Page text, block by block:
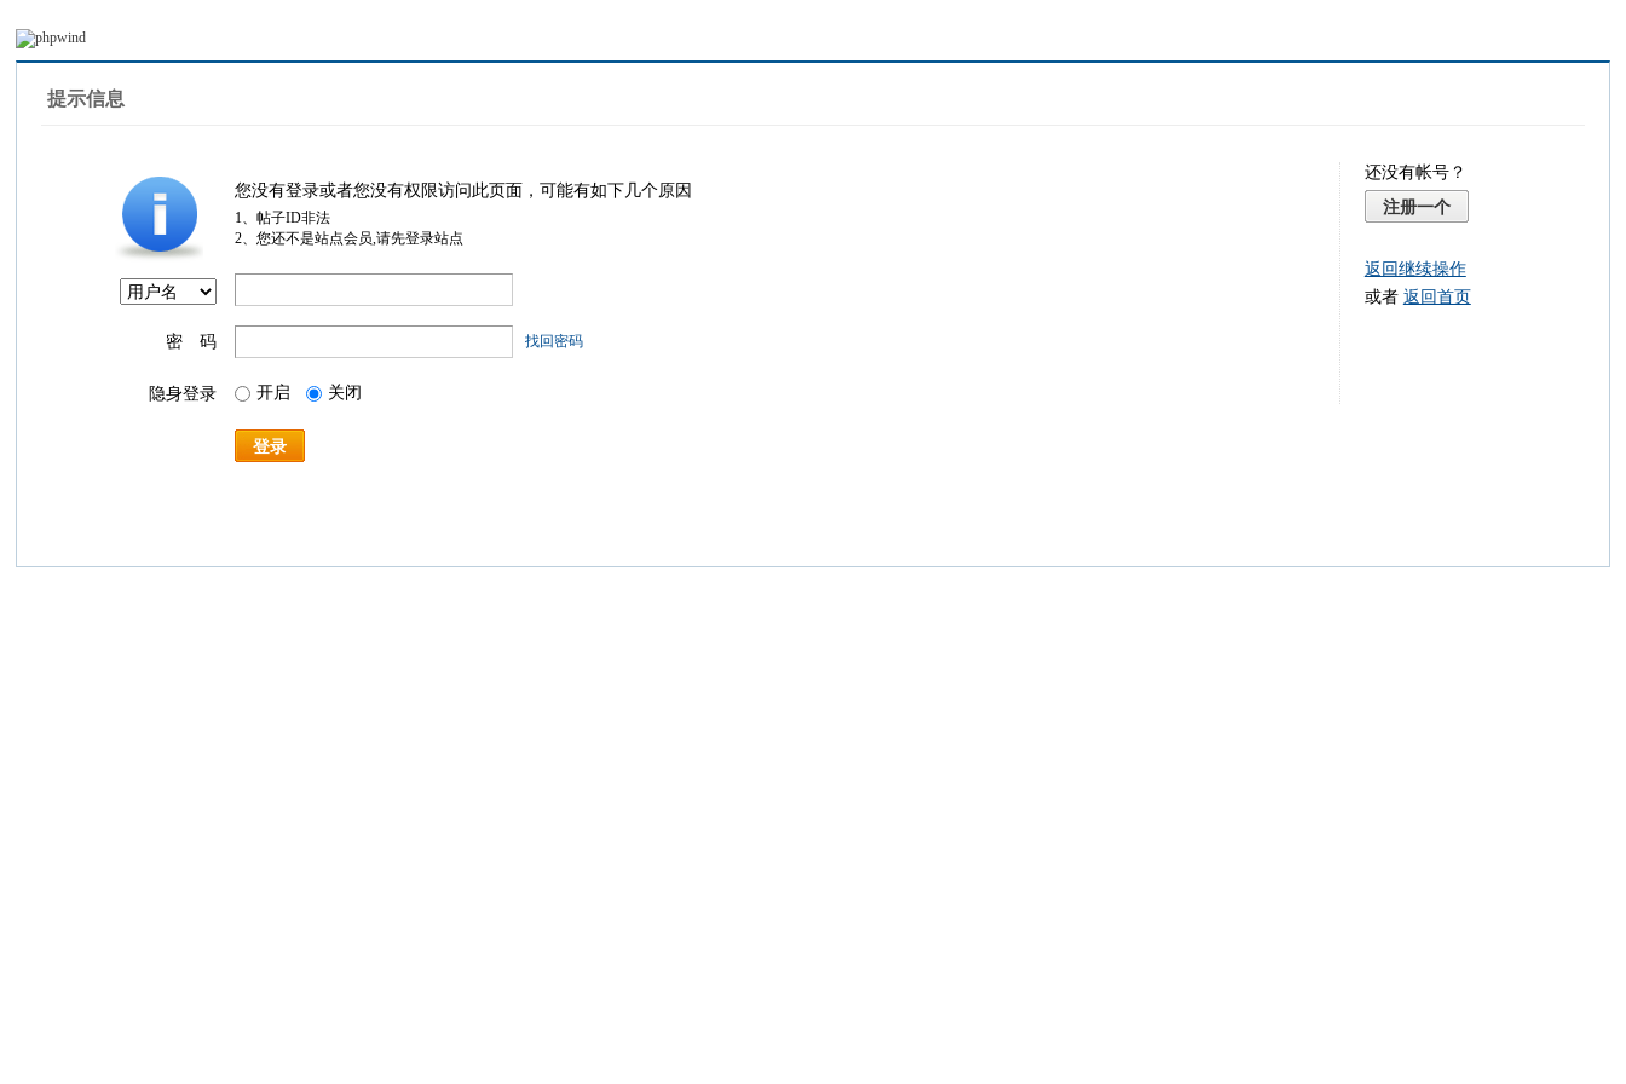
提示信息
您没有登录或者您没有权限访问此页面，可能有如下几个原因
1、帖子ID非法
2、您还不是站点会员,请先登录站点
密 码 找回密码
隐身登录 开启 关闭
登录
还没有帐号？
注册一个
返回继续操作
或者 返回首页